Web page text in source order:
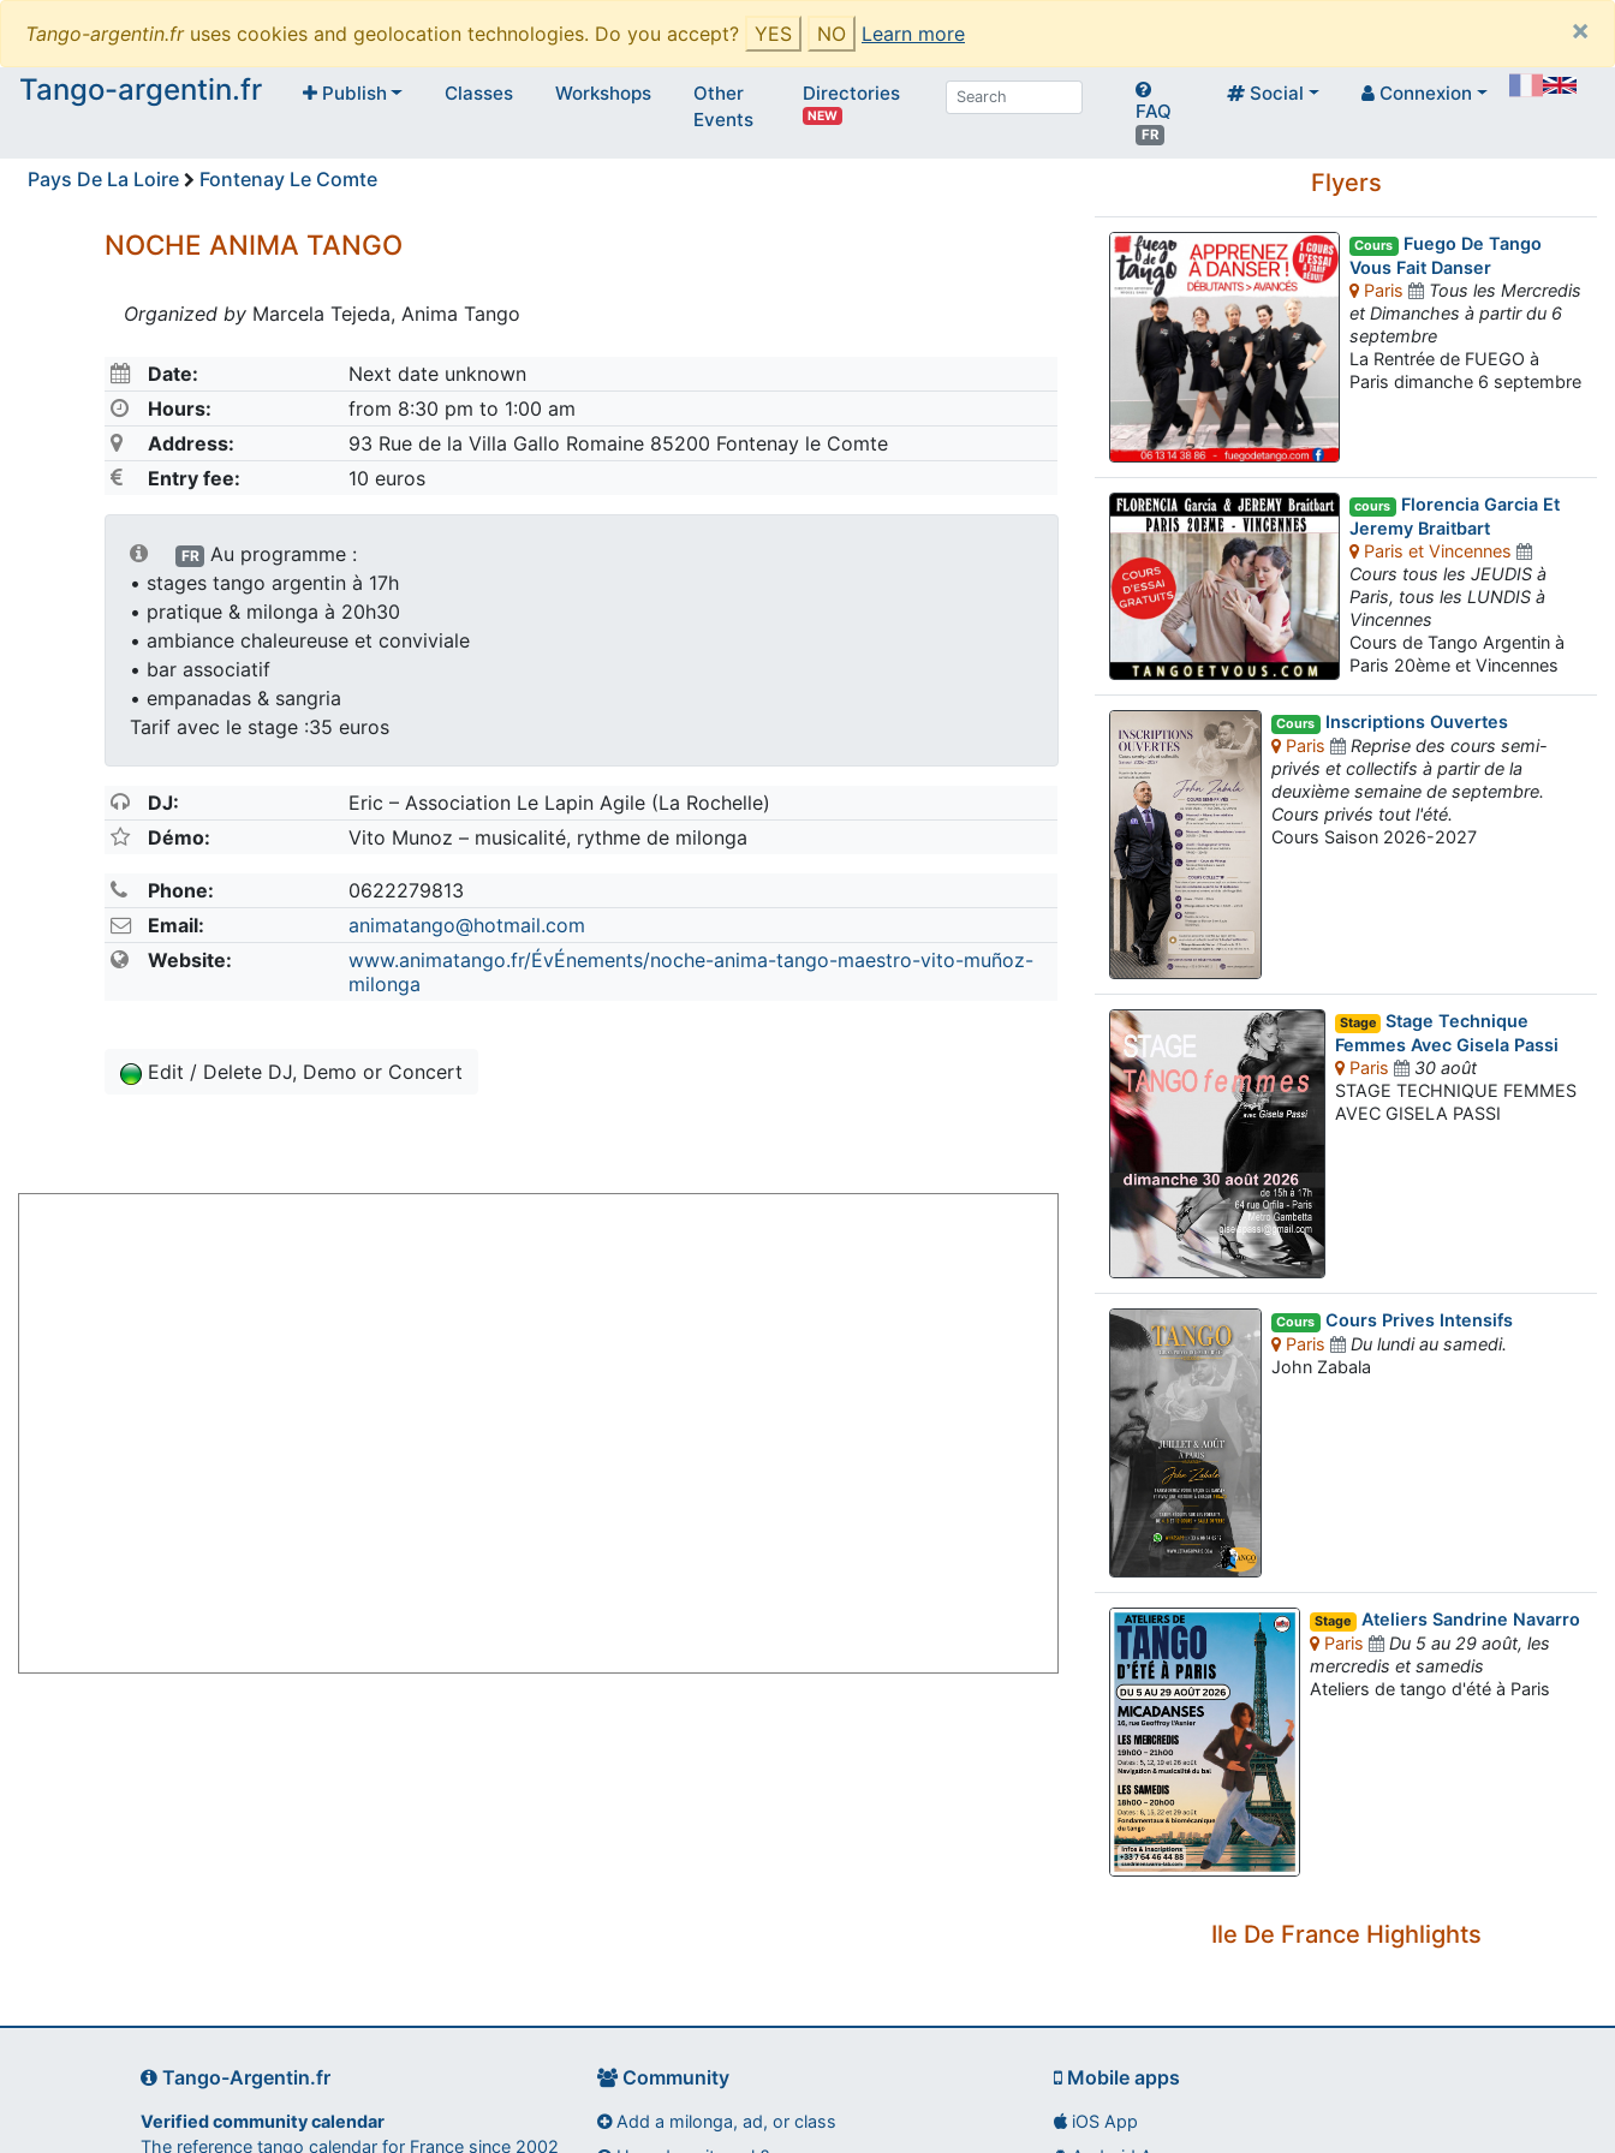
Tango-argentin.fruses cookies and geolocation technologies. Do you accept? YES NO Learn more
×
Tango-argentin.fr
Publish Classes Workshops
Other
Events
Directories
NEW FAQ
FR
Social Connexion
Pays De La Loire Fontenay Le Comte
NOCHE ANIMA TANGO
Organized by Marcela Tejeda, Anima Tango
Date:
Next date unknown
Hours:
from 8:30 pm to 1:00 am
Address:
93 Rue de la Villa Gallo Romaine 85200 Fontenay le Comte
Entry fee:
10 euros
FR
Au programme :
• stages tango argentin à 17h
• pratique & milonga à 20h30
• ambiance chaleureuse et conviviale
• bar associatif
• empanadas & sangria
Tarif avec le stage :35 euros
DJ:
Eric – Association Le Lapin Agile (La Rochelle)
Démo:
Vito Munoz – musicalité, rythme de milonga
Phone:
0622279813
Email:
animatango@hotmail.com
Website:
www.animatango.fr/ÉvÉnements/noche-anima-tango-maestro-vito-muñoz-
milonga
Edit / Delete DJ, Demo or Concert
Flyers
Cours Fuego De Tango
Vous Fait Danser
Paris
Tous les Mercredis
et Dimanches à partir du 6
septembre
La Rentrée de FUEGO à
Paris dimanche 6 septembre
cours Florencia Garcia Et
Jeremy Braitbart
Paris et Vincennes
Cours tous les JEUDIS à
Paris, tous les LUNDIS à
Vincennes
Cours de Tango Argentin à
Paris 20ème et Vincennes
Cours Inscriptions Ouvertes
Paris
Reprise des cours semi-
privés et collectifs à partir de la
deuxième semaine de septembre.
Cours privés tout l'été.
Cours Saison 2026-2027
Stage
Stage Technique
Femmes Avec Gisela Passi
Paris
30 août
STAGE TECHNIQUE FEMMES
AVEC GISELA PASSI
Cours Cours Prives Intensifs
Paris
Du lundi au samedi.
John Zabala
Stage Ateliers Sandrine Navarro
Paris
Du 5 au 29 août, les
mercredis et samedis
Ateliers de tango d'été à Paris
Ile De France Highlights
Tango-Argentin.fr
Verified community calendar
The reference tango calendar for France since 2002
Community
Add a milonga, ad, or class
Mobile apps
iOS App
Questions sur les milongas, cours et stages